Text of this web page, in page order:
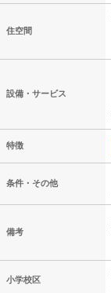
住空間
設備・サービス
特徴
条件・その他
備考
小学校区